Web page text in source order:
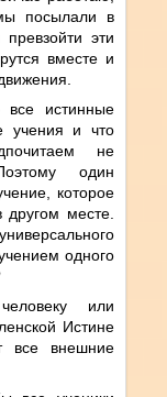
посылали в
эти
вместе и
истинные
учения и что
не
один
которое
месте.
одного
или
Истине
все внешние